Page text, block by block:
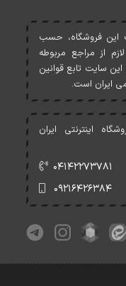
اين فروشگاه، حسب
از مراجع مربوطه
سايت تابع قوانين
ايران است.
اینترنتی ایران
۰۴۱۴۲۲۷۳۷۸۱
۰۹۲۱۶۴۲۶۳۸۴